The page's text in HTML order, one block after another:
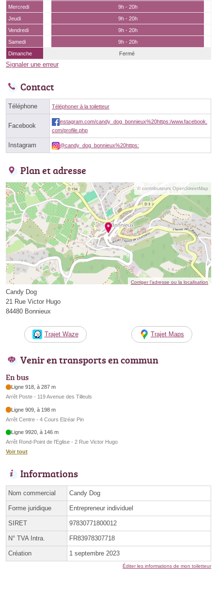
Mercredi
9h - 20h
Jeudi
9h - 20h
Vendredi
9h - 20h
Samedi
9h - 20h
Dimanche
Fermé
Signaler une erreur
Contact
Téléphone Téléphoner à la toiletteur
Facebook
instagram.com/candy_dog_bonnieux%20https:/www.facebook.
com/profile.php
Instagram @candy_dog_bonnieux%20https:
Plan et adresse
© contributeurs OpenStreetMap
Corriger l’adresse ou la localisation
Candy Dog
21 Rue Victor Hugo
84480 Bonnieux
Trajet Waze Trajet Maps
Venir en transports en commun
En bus
Ligne 918, à 287 m
Arrêt Poste - 119 Avenue des Tilleuls
Ligne 909, à 198 m
Arrêt Centre - 4 Cours Elzéar Pin
Ligne 9920, à 146 m
Arrêt Rond-Point de l'Eglise - 2 Rue Victor Hugo
Voir tout
Informations
Nom commercial Candy Dog
Forme juridique Entrepreneur individuel
SIRET 97830771800012
N° TVA Intra. FR83978307718
Création 1 septembre 2023
Éditer les informations de mon toiletteur